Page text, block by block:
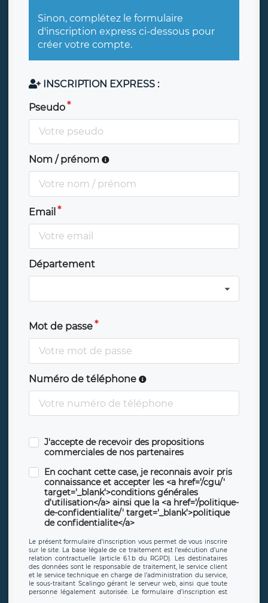
Sinon, complétez le formulaire
d'inscription express ci-dessous pour
créer votre compte.
INSCRIPTION EXPRESS :
Pseudo
Nom / prénom
Email
Département
Mot de passe
Numéro de téléphone
J'accepte de recevoir des propositions
commerciales de nos partenaires
En cochant cette case, je reconnais avoir pris
connaissance et accepter les <a href='/cgu/'
target='_blank'>conditions générales
d'utilisation</a> ainsi que la <a href='/politique-
de-confidentialite/' target='_blank'>politique
de confidentialite</a>
Le présent formulaire d’inscription vous permet de vous inscrire
sur le site. La base légale de ce traitement est l’exécution d’une
relation contractuelle (article 6.1.b du RGPD). Les destinataires
des données sont le responsable de traitement, le service client
et le service technique en charge de l’administration du service,
le sous-traitant Scalingo gérant le serveur web, ainsi que toute
personne légalement autorisée. Le formulaire d’inscription est